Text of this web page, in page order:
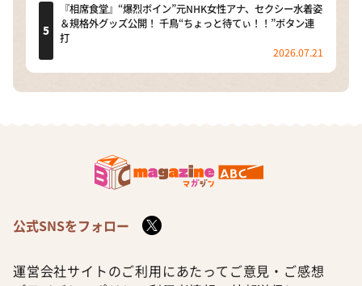
『相席食堂』“爆烈ボイン”元NHK女性アナ、セクシー水着姿
＆規格外グッズ公開！ 千鳥“ちょっと待てぃ！！”ボタン連
打
2026.07.21
公式SNSをフォロー
運営会社サイトのご利用にあたって ご意見・ご感想